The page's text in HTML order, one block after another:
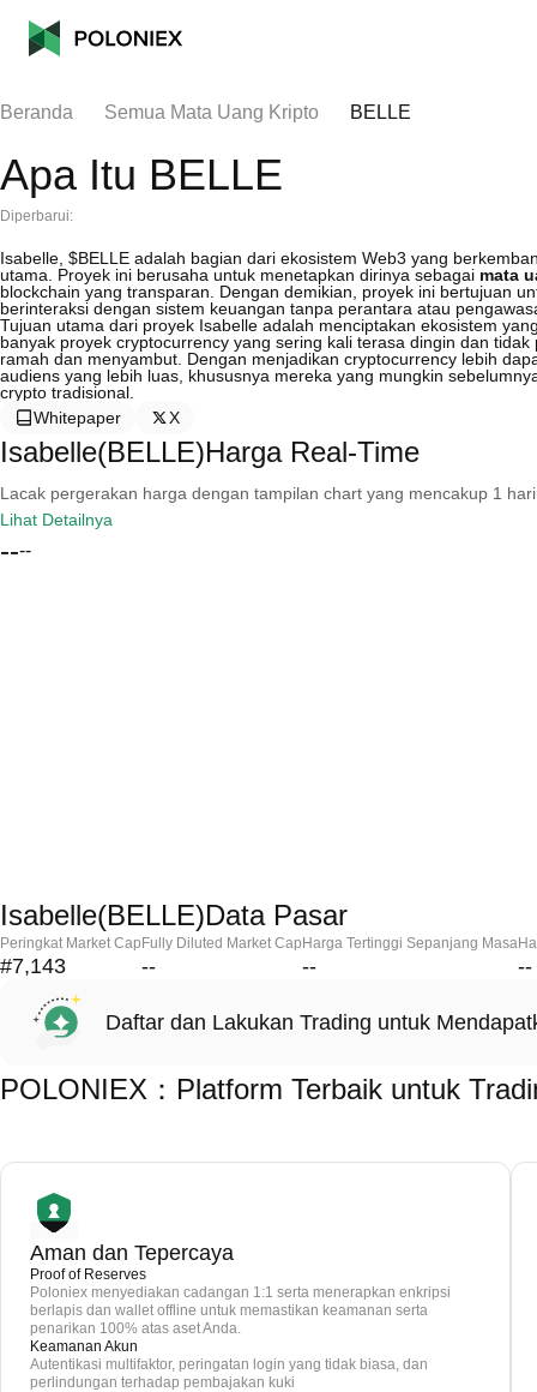
Beranda Semua Mata Uang Kripto BELLE
Apa Itu BELLE
Diperbarui:
Isabelle, $BELLE adalah bagian dari ekosistem Web3 yang
utama. Proyek ini berusaha untuk menetapkan dirinya sebagai mata
blockchain yang transparan. Dengan demikian, proyek ini bertujuan
berinteraksi dengan sistem keuangan tanpa perantara atau
Tujuan utama dari proyek Isabelle adalah menciptakan ekosistem
banyak proyek cryptocurrency yang sering kali terasa dingin dan
ramah dan menyambut. Dengan menjadikan cryptocurrency lebih
audiens yang lebih luas, khususnya mereka yang mungkin
crypto tradisional.
Whitepaper
X
Isabelle(BELLE)Harga Real-Time
Lacak pergerakan harga dengan tampilan chart yang mencakup 1
Lihat Detailnya
----
Isabelle(BELLE)Data Pasar
Peringkat Market Cap
#7,143
Fully Diluted Market Cap
--
Harga Tertinggi Sepanjang Masa
-- --
Daftar dan Lakukan Trading untuk
POLONIEX：Platform Terbaik untuk
Aman dan Tepercaya
Proof of Reserves
Poloniex menyediakan cadangan 1:1 serta menerapkan enkripsi
berlapis dan wallet offline untuk memastikan keamanan serta
penarikan 100% atas aset Anda.
Keamanan Akun
Autentikasi multifaktor, peringatan login yang tidak biasa, dan
perlindungan terhadap pembajakan kuki